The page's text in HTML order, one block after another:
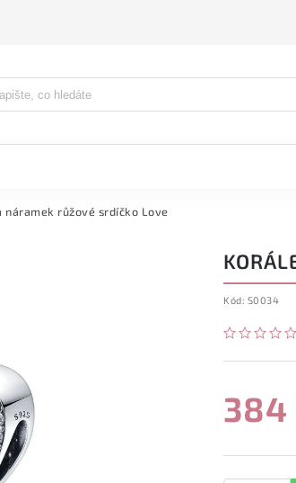
náramek růžové srdíčko Love
Kód: S0034
384